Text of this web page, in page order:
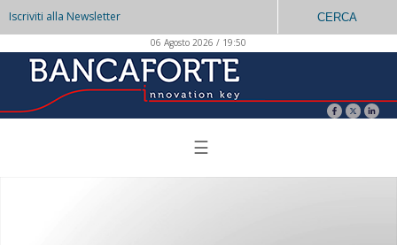
Iscriviti alla Newsletter CERCA
06 Agosto 2026 / 19:50
☰